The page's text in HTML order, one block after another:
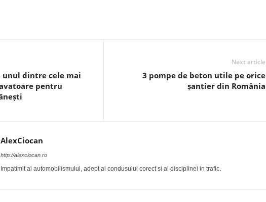
unul dintre cele mai
pentru
Next article
3 pompe de beton utile pe orice
șantier din România
AlexCiocan
http://alexciocan.ro
Impatimit al automobilismului, adept al condusului corect si al disciplinei in trafic.